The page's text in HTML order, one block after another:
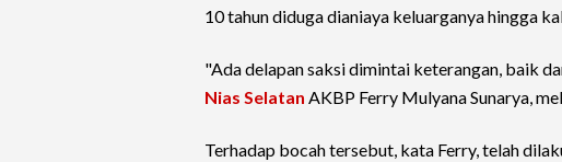
10 tahun diduga dianiaya keluarganya hingga
"Ada delapan saksi dimintai keterangan, baik
Nias Selatan AKBP Ferry Mulyana Sunarya,
Terhadap bocah tersebut, kata Ferry, telah